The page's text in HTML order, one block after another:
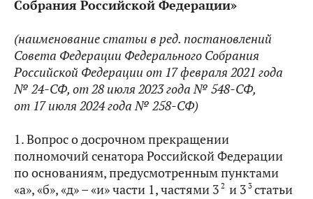
Собрания Российской Федерации»
(наименование статьи в ред. постановлений
Совета Федерации Федерального Собрания
Российской Федерации от 17 февраля 2021 года
№ 24-СФ, от 28 июля 2023 года № 548-СФ,
от 17 июля 2024 года № 258-СФ)
1. Вопрос о досрочном прекращении
полномочий сенатора Российской Федерации
по основаниям, предусмотренным пунктами
«а», «б», «д» – «и» части 1, частями 3 2 и 3 3 статьи